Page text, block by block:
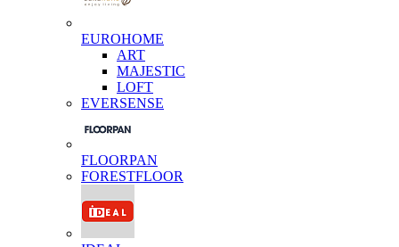
EUROHOME
ART
MAJESTIC
LOFT
EVERSENSE
FLOORPAN
FORESTFLOOR